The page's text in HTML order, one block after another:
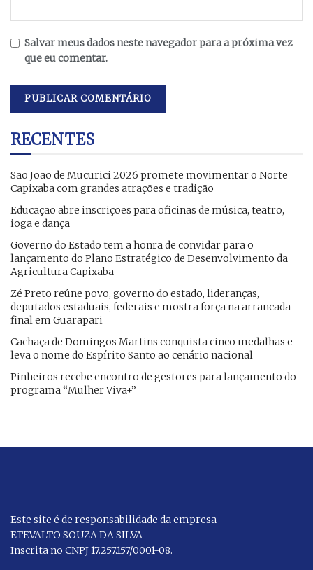
Salvar meus dados neste navegador para a próxima vez
que eu comentar.
RECENTES
São João de Mucurici 2026 promete movimentar o Norte
Capixaba com grandes atrações e tradição
Educação abre inscrições para oficinas de música, teatro,
ioga e dança
Governo do Estado tem a honra de convidar para o
lançamento do Plano Estratégico de Desenvolvimento da
Agricultura Capixaba
Zé Preto reúne povo, governo do estado, lideranças,
deputados estaduais, federais e mostra força na arrancada
final em Guarapari
Cachaça de Domingos Martins conquista cinco medalhas e
leva o nome do Espírito Santo ao cenário nacional
Pinheiros recebe encontro de gestores para lançamento do
programa “Mulher Viva+”
Este site é de responsabilidade da empresa
ETEVALTO SOUZA DA SILVA
Inscrita no CNPJ 17.257.157/0001-08.